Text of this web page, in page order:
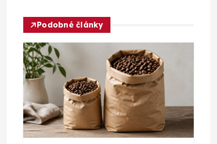
c
e
p
r
o
p
Podobné články